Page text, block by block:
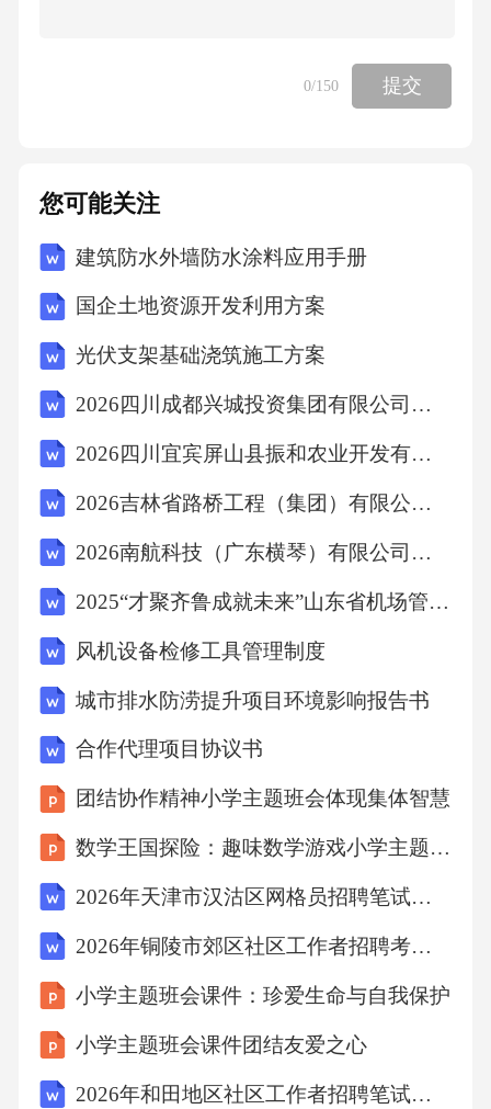
0/150 提交
您可能关注
建筑防水外墙防水涂料应用手册
国企土地资源开发利用方案
光伏支架基础浇筑施工方案
2026四川成都兴城投资集团有限公司成都蓉城康养集团有限公司招聘项目投拓岗等岗位2人笔试历年参考题库附带答案详解
2026四川宜宾屏山县振和农业开发有限公司第一次招聘工作人员1人笔试历年参考题库附带答案详解
2026吉林省路桥工程（集团）有限公司招聘拟聘用人员笔试历年参考题库附带答案详解
2026南航科技（广东横琴）有限公司招聘笔试历年参考题库附带答案详解
2025“才聚齐鲁成就未来”山东省机场管理集团日照机场有限公司招聘20问笔试历年参考题库附带答案详解
风机设备检修工具管理制度
城市排水防涝提升项目环境影响报告书
合作代理项目协议书
团结协作精神小学主题班会体现集体智慧
数学王国探险：趣味数学游戏小学主题班会课件
2026年天津市汉沽区网格员招聘笔试备考试题及答案详解
2026年铜陵市郊区社区工作者招聘考试参考试题及答案详解
小学主题班会课件：珍爱生命与自我保护
小学主题班会课件团结友爱之心
2026年和田地区社区工作者招聘笔试参考题库及答案详解